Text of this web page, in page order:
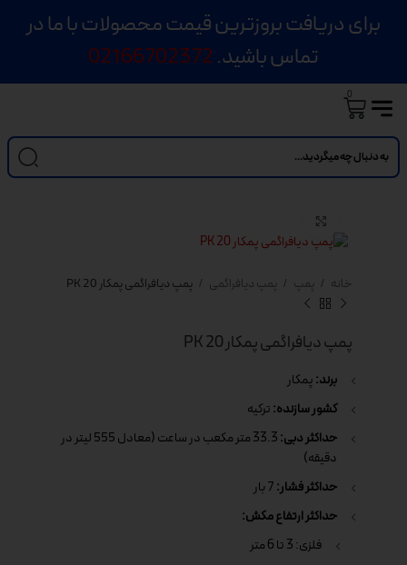
برای دریافت بروزترین قیمت محصولات با ما در
تماس باشید.02166702372
0
خانه پمپ پمپ دیافراگمی پمپ دیافراگمی پمکار PK 20
پمپ دیافراگمی پمکار PK 20
برند:پمکار
کشور سازنده:ترکیه
حداکثر دبی:
33.3 متر مکعب در ساعت (معادل 555 لیتر در
دقیقه)
حداکثر فشار:
حداکثر ارتفاع مکش:
فلزی: 3 تا 6 متر